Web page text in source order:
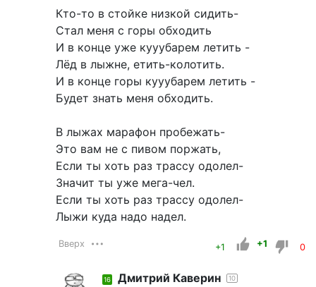
Кто-то в стойке низкой сидить-
Стал меня с горы обходить
И в конце уже кууубарем летить -
Лёд в лыжне, етить-колотить.
И в конце горы кууубарем летить -
Будет знать меня обходить.
В лыжах марафон пробежать-
Это вам не с пивом поржать,
Если ты хоть раз трассу одолел-
Значит ты уже мега-чел.
Если ты хоть раз трассу одолел-
Лыжи куда надо надел.
Вверх +1 +1 0
16 Дмитрий Каверин 10